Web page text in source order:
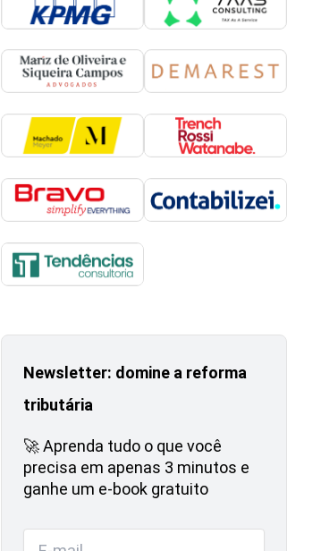
Newsletter: domine a reforma
tributária
🚀 Aprenda tudo o que você
precisa em apenas 3 minutos e
ganhe um e-book gratuito